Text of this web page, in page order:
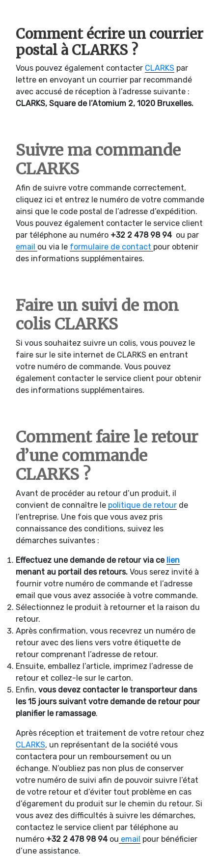
Comment écrire un courrier
postal à CLARKS ?
Vous pouvez également contacter CLARKS par
lettre en envoyant un courrier par recommandé
avec accusé de réception à l’adresse suivante :
CLARKS, Square de l’Atomium 2, 1020 Bruxelles.
Suivre ma commande
CLARKS
Afin de suivre votre commande correctement,
cliquez ici et entrez le numéro de votre commande
ainsi que le code postal de l’adresse d’expédition.
Vous pouvez également contacter le service client
par téléphone au numéro +32 2 478 98 94ou par
email ou via le formulaire de contact pour obtenir
des informations supplémentaires.
Faire un suivi de mon
colis CLARKS
Si vous souhaitez suivre un colis, vous pouvez le
faire sur le site internet de CLARKS en entrant
votre numéro de commande. Vous pouvez
également contacter le service client pour obtenir
des informations supplémentaires.
Comment faire le retour
d’une commande
CLARKS ?
Avant de procéder au retour d’un produit, il
convient de connaître le politique de retour de
l’entreprise. Une fois que vous avez pris
connaissance des conditions, suivez les
démarches suivantes :
Effectuez une demande de retour via ce lien
menant au portail des retours. Vous serez invité à
fournir votre numéro de commande et l’adresse
email que vous avez associée à votre commande.
Sélectionnez le produit à retourner et la raison du
retour.
Après confirmation, vous recevrez un numéro de
retour avec des liens vers votre étiquette de
retour comprenant l’adresse de retour.
Ensuite, emballez l’article, imprimez l’adresse de
retour et collez-le sur le carton.
Enfin, vous devez contacter le transporteur dans
les 15 jours suivant votre demande de retour pour
planifier le ramassage.
Après réception et traitement de votre retour chez
CLARKS, un représentant de la société vous
contactera pour un remboursement ou un
échange. N’oubliez pas non plus de conserver
votre numéro de suivi afin de pouvoir suivre l’état
de votre retour et d’éviter tout problème en cas
d’égarement du produit sur le chemin du retour. Si
vous avez des difficultés à suivre les démarches,
contactez le service client par téléphone au
numéro +32 2 478 98 94ou email pour bénéficier
d’une assistance.